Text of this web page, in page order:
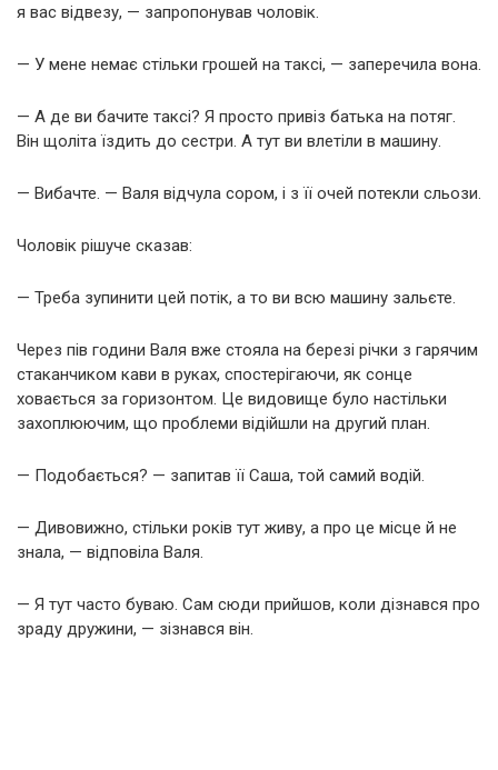
я вас відвезу, — запропонував чоловік.
— У мене немає стільки грошей на таксі, — заперечила вона.
— А де ви бачите таксі? Я просто привіз батька на потяг.
Він щоліта їздить до сестри. А тут ви влетіли в машину.
— Вибачте. — Валя відчула сором, і з її очей потекли сльози.
Чоловік рішуче сказав:
— Треба зупинити цей потік, а то ви всю машину зальєте.
Через пів години Валя вже стояла на березі річки з гарячим
стаканчиком кави в руках, спостерігаючи, як сонце
ховається за горизонтом. Це видовище було настільки
захоплюючим, що проблеми відійшли на другий план.
— Подобається? — запитав її Саша, той самий водій.
— Дивовижно, стільки років тут живу, а про це місце й не
знала, — відповіла Валя.
— Я тут часто буваю. Сам сюди прийшов, коли дізнався про
зраду дружини, — зізнався він.